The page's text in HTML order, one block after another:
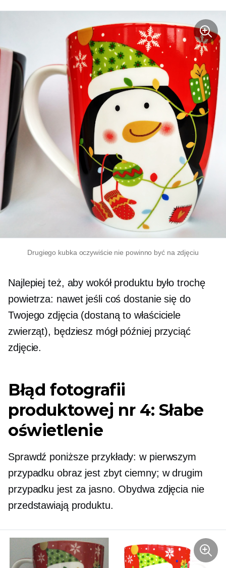
Drugiego kubka oczywiście nie powinno być na zdjęciu
Najlepiej też, aby wokół produktu było trochę
powietrza: nawet jeśli coś dostanie się do
Twojego zdjęcia (dostaną to właściciele
zwierząt), będziesz mógł później przyciąć
zdjęcie.
Błąd fotografii
produktowej nr 4: Słabe
oświetlenie
Sprawdź poniższe przykłady: w pierwszym
przypadku obraz jest zbyt ciemny; w drugim
przypadku jest za jasno. Obydwa zdjęcia nie
przedstawiają produktu.